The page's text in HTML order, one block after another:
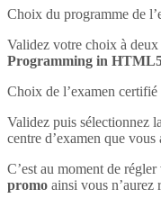
Choix du programme de
Validez votre choix à deux
Programming in
Choix de l’examen certifié
Validez puis sélectionnez
centre d’examen que vous
C’est au moment de
promo ainsi vous n’aurez